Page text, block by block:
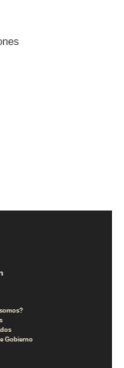
Gobierno